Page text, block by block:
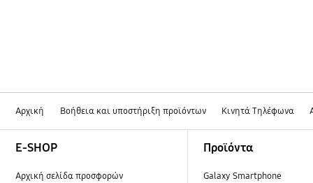
Αρχική Βοήθεια και υποστήριξη προϊόντων Κινητά Τηλέφωνα
E-SHOP
Αρχική σελίδα προσφορών
Προϊόντα
Galaxy Smartphone